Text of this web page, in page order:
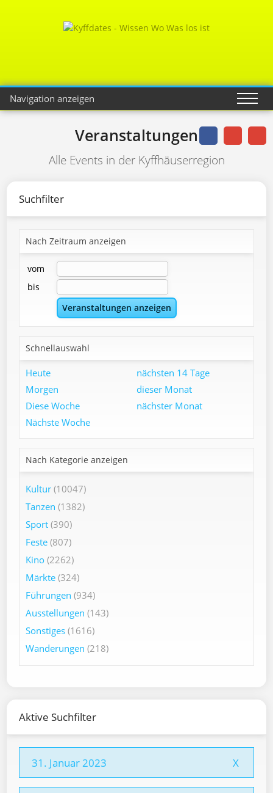
Navigation anzeigen
Veranstaltungen
Alle Events in der Kyffhäuserregion
Suchfilter
Nach Zeitraum anzeigen
vom
bis
Schnellauswahl
Heute
Morgen
Diese Woche
Nächste Woche
nächsten 14 Tage
dieser Monat
nächster Monat
Nach Kategorie anzeigen
Kultur (10047)
Tanzen (1382)
Sport (390)
Feste (807)
Kino (2262)
Märkte (324)
Führungen (934)
Ausstellungen (143)
Sonstiges (1616)
Wanderungen (218)
Aktive Suchfilter
31. Januar 2023 X